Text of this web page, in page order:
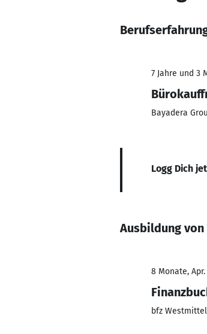
7 Jahre und 3
Bayadera
Logg Dich
Ausbildung
8 Monate,
bfz